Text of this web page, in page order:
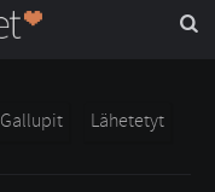
Gallupit
Lähetetyt